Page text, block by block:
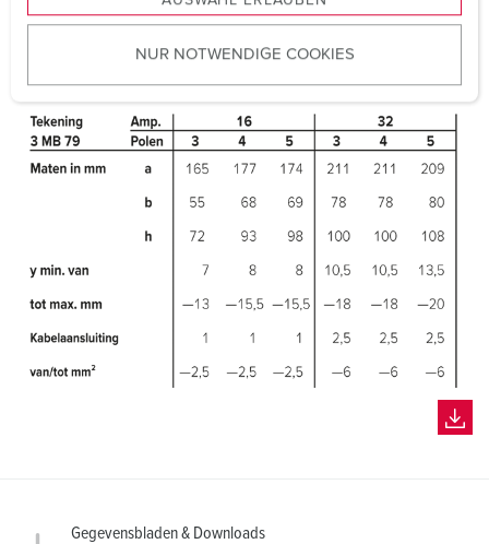
u
w
h
l
NUR NOTWENDIGE COOKIES
Gegevensbladen & Downloads